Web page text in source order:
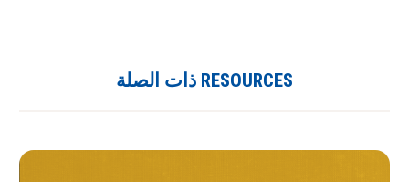
RESOURCES ذات الصلة